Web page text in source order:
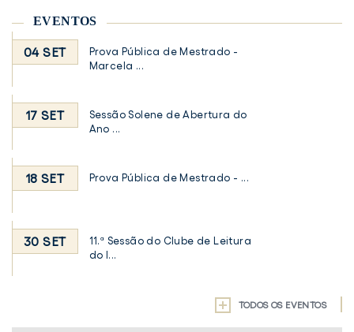
EVENTOS
04 SET
Prova Pública de Mestrado -
Marcela ...
17 SET
Sessão Solene de Abertura do
Ano ...
18 SET Prova Pública de Mestrado - ...
30 SET
11.ª Sessão do Clube de Leitura
do I...
TODOS OS EVENTOS